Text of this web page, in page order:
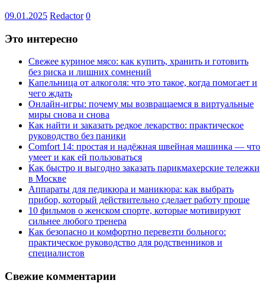
09.01.2025 Redactor 0
Это интересно
Свежее куриное мясо: как купить, хранить и готовить
без риска и лишних сомнений
Капельница от алкоголя: что это такое, когда помогает и
чего ждать
Онлайн-игры: почему мы возвращаемся в виртуальные
миры снова и снова
Как найти и заказать редкое лекарство: практическое
руководство без паники
Comfort 14: простая и надёжная швейная машинка — что
умеет и как ей пользоваться
Как быстро и выгодно заказать парикмахерские тележки
в Москве
Аппараты для педикюра и маникюра: как выбрать
прибор, который действительно сделает работу проще
10 фильмов о женском спорте, которые мотивируют
сильнее любого тренера
Как безопасно и комфортно перевезти больного:
практическое руководство для родственников и
специалистов
Свежие комментарии